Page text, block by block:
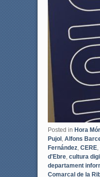
Posted in Hora
Pujol, Alfons
Fernández, CERE,
d'Ebre, cultura
departament
Comarcal de la